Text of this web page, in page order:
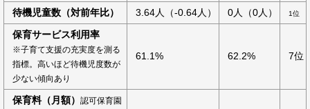
待機児童数（対前年比） 3.64人（-0.64人） 0人（0人） 1位
保育サービス利用率
※子育て支援の充実度を測る
指標。高いほど待機児度数が
少ない傾向あり
61.1% 62.2% 7位
保育料（月額）
認可保育園